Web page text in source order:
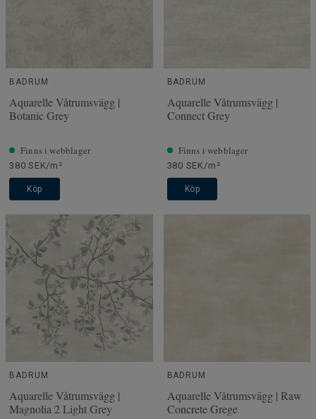
BADRUM
Aquarelle Våtrumsvägg |
Botanic Grey
Finns i webblager
380 SEK/m²
Köp
BADRUM
Aquarelle Våtrumsvägg |
Connect Grey
Finns i webblager
380 SEK/m²
Köp
BADRUM
Aquarelle Våtrumsvägg |
Magnolia 2 Light Grey
BADRUM
Aquarelle Våtrumsvägg | Raw
Concrete Grege